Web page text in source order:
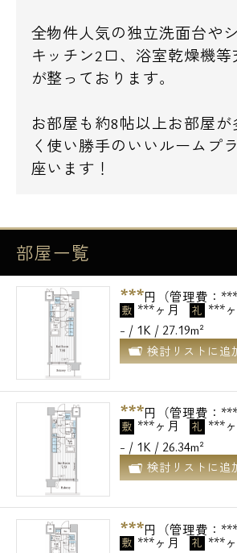
全物件人気の独立洗面台や
キッチン2口、浴室乾燥機
が整っております。
お部屋も約8帖以上お部屋
く使い勝手のいいルームプ
座います！
部屋一覧
***円（管理費：***
敷 ***ヶ月 礼 ***
- / 1K / 27.19m²
検討リストに追
***円（管理費：***
敷 ***ヶ月 礼 ***
- / 1K / 26.34m²
検討リストに追
***円（管理費：***
敷 ***ヶ月 礼 ***